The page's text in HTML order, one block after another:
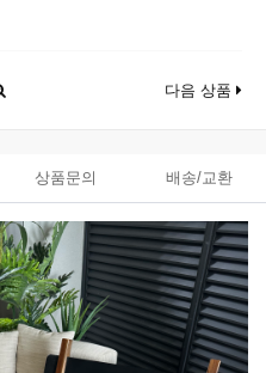
다음 상품
상품문의 배송/교환